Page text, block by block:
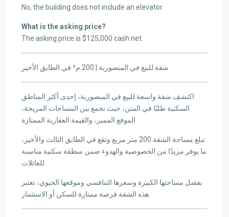
No, the building does not include an elevator.
What is the asking price?
The asking price is $125,000 cash net.
شقة للبيع في المنصورية | 200 م² في الطابق الأخير
اكتشف شقة واسعة للبيع في المنصورية، إحدى أكثر المناطق
السكنية طلبًا في المتن، حيث تجمع بين المساحات المريحة،
تبلغ مساحة الشقة 200 متر مربع وتقع في الطابق الثالث والأخير،
ما يوفر مزيدًا من الخصوصية والهدوء ضمن منطقة سكنية مناسبة
بفضل مساحتها الكبيرة وسعرها التنافسي وموقعها الحيوي، تعتبر